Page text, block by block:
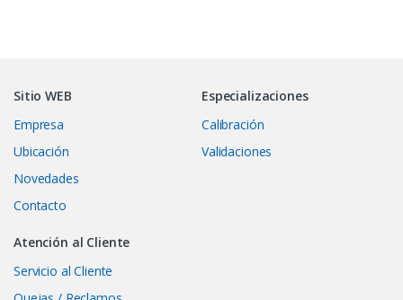
Sitio WEB
Empresa
Ubicación
Novedades
Contacto
Especializaciones
Calibración
Validaciones
Atención al Cliente
Servicio al Cliente